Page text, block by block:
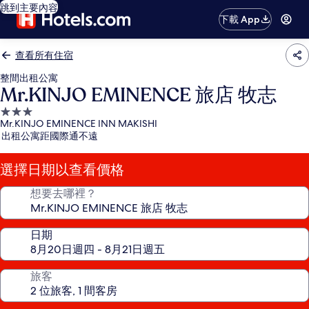
跳到主要內容
下載 App
查看所有住宿
整間出租公寓
Mr.KINJO EMINENCE 旅店 牧志
3.0
星
級
住
宿
Mr.KINJO EMINENCE INN MAKISHI
出租公寓距國際通不遠
選擇日期以查看價格
想要去哪裡？
日期
旅客